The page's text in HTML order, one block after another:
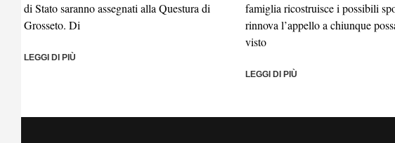
di Stato saranno assegnati alla Questura di
Grosseto. Di
LEGGI DI PIÙ
famiglia ricostruisce i possibili
rinnova l’appello a chiunque
visto
LEGGI DI PIÙ